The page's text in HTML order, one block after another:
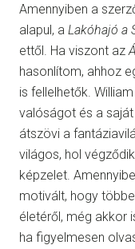
Amennyiben a
alapul, a Lakóhajó a
ettől. Ha viszont az
hasonlítom, ahhoz
is fellelhetők.
valóságot és a
átszövi a
világos, hol
képzelet.
motivált, hogy
életéről, még akkor
ha figyelmesen